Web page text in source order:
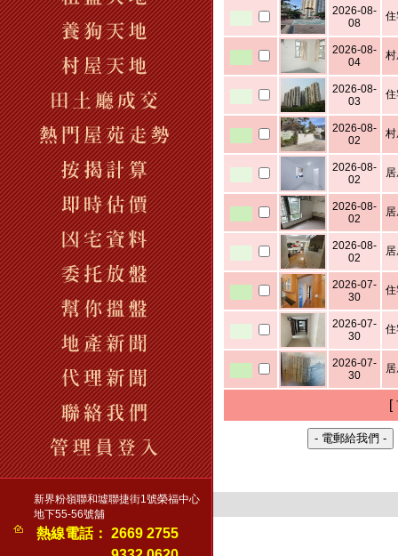
新界粉嶺聯和墟聯捷街1號榮福中心
地下55-56號舖
熱線電話： 2669 2755
2026-08-
08
2026-08-
04
2026-08-
03
2026-08-
02
2026-08-
02
2026-08-
02
2026-08-
02
2026-07-
30
2026-07-
30
2026-07-
30
[